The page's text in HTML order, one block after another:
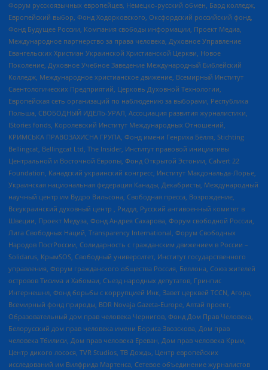
Форум русскоязычных европейцев, Немецко-русский обмен, Бард колледж,
Европейский выбор, Фонд Ходорковского, Оксфордский российский фонд,
Фонд Будущее России, Компания свободы информации, Проект Медиа,
Международное партнерство за права человека, Духовное Управление
Евангельских Христиан Украинской Христианской Церкви, Новое
Поколение, Духовное Учебное Заведение Международный Библейский
Колледж, Международное христианское движение, Всемирный Институт
Саентологических Предприятий, Церковь Духовной Технологии,
Европейская сеть организаций по наблюдению за выборами, Республика
Польша, СВОБОДНЫЙ ИДЕЛЬ-УРАЛ, Ассоциация развития журналистики,
IStories fonds, Королевский Институт Международных Отношений,
КРИМСЬКА ПРАВОЗАХИСНА ГРУПА, Фонд имени Генриха Бёлля, Stichting
Bellingcat, Bellingcat Ltd, The Insider, Институт правовой инициативы
Центральной и Восточной Европы, Фонд Открытой Эстонии, Calvert 22
Foundation, Канадский украинский конгресс, Институт Макдональда-Лорье,
Украинская национальная федерация Канады, Декабристы, Международный
научный центр им Вудро Вильсона, Свободная пресса, Возрождение,
Всеукраинский духовный центр , Риддл, Русский антивоенный комитет в
Швеции, Проект Медуза, Фонд Андрея Сахарова, Форум свободной России,
Лига Свободных Наций, Transparеncy International, Форум Свободных
Народов ПостРоссии, Солидарность с гражданским движением в России –
Solidarus, КрымSOS, Свободный университет, Институт государственного
управления, Форум гражданского общества Россия, Беллона, Союз жителей
островов Тисима и Хабомаи, Съезд народных депутатов, Гринпис
Интернешнл, Фонд борьбы с коррупцией Инк, Завет церквей TCCN, Агора,
Всемирный фонд природы, BDR Novaja Gazeta-Europe, Алтай проект,
Образовательный дом прав человека Чернигов, Фонд Дом Прав Человека,
Белорусский дом прав человека имени Бориса Звозскова, Дом прав
человека Тбилиси, Дом прав человека Ереван, Дом прав человека Крым,
Центр дикого лосося, TVR Studios, ТВ Дождь, Центр европейских
исследований им Вилфрида Мартенса, Сетевое объединение журналистов